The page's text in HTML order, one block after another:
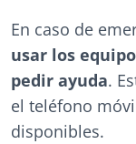
En caso de
usar los
pedir ayuda.
el teléfono
disponibles.